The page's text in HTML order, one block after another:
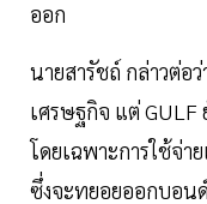
ออก
นายสารัชถ์ กล่าวต่อ
เศรษฐกิจ แต่
โดยเฉพาะการใช้จ่า
ซึ่งจะทยอยออกบอน